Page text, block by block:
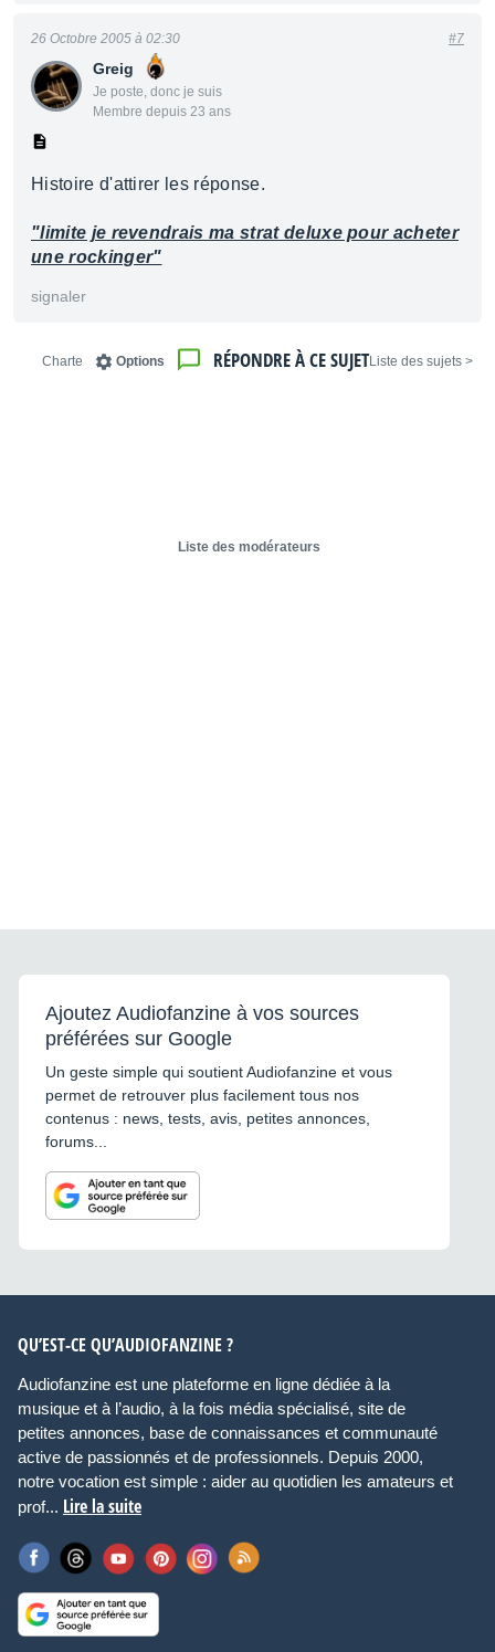
Greig
Je poste, donc je suis
Membre depuis 23 ans
26 Octobre 2005 à 02:30 #7
Histoire d'attirer les réponse.
"limite je revendrais ma strat deluxe pour acheter
une rockinger"
signaler
< Liste des sujets
RÉPONDRE À CE SUJET
Options
Charte
Liste des modérateurs
Ajoutez Audiofanzine à vos sources
préférées sur Google
Un geste simple qui soutient Audiofanzine et vous
permet de retrouver plus facilement tous nos
contenus : news, tests, avis, petites annonces,
forums...
QU’EST-CE QU’AUDIOFANZINE ?
Audiofanzine est une plateforme en ligne dédiée à la
musique et à l’audio, à la fois média spécialisé, site de
petites annonces, base de connaissances et communauté
active de passionnés et de professionnels. Depuis 2000,
notre vocation est simple : aider au quotidien les amateurs et
prof... Lire la suite